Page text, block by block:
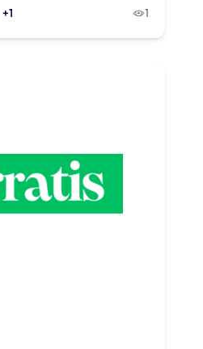
+1 1